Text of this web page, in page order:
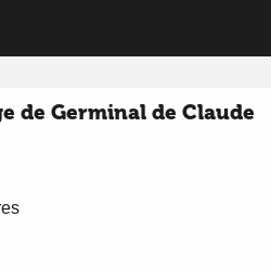
de Germinal de Claude